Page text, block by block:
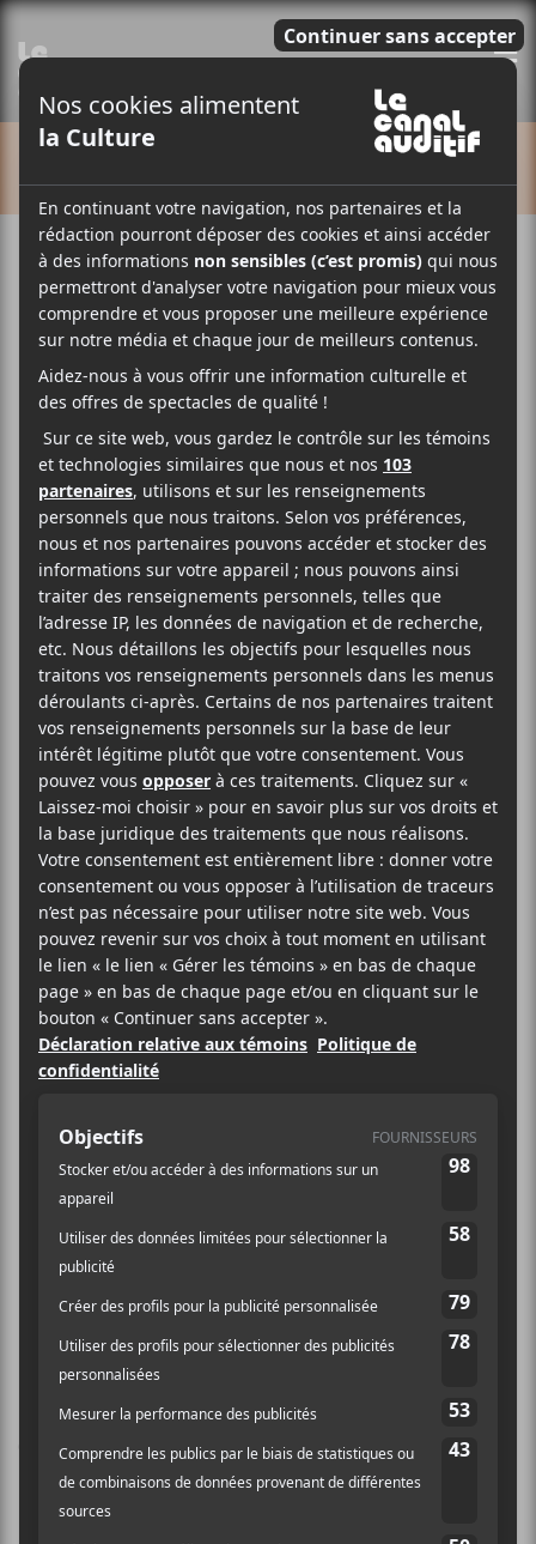
Cet évènement est passé.
Ligue d’Improvisation Musicale
de Montréal : Demi Finale
2018-04-11 @ 20:00-22:0013.86$
AJOUTER AU CALENDRIER
DÉTAILS
Date :
2018-04-11
Heure :
20:00 - 22:00
Prix :
13.86$
Catégorie
d’Évènement:
Spectacle
Site :
om/billets/tix18041100
LIEU
Le Café Campus
57, rue Prince Arthur
Est
Montréal, H2X 1B4
Canada
Téléphone
514-844-1010
Voir Lieu site web
de Standing Still
avril 2018
Laissez un commentaire
Commentaire